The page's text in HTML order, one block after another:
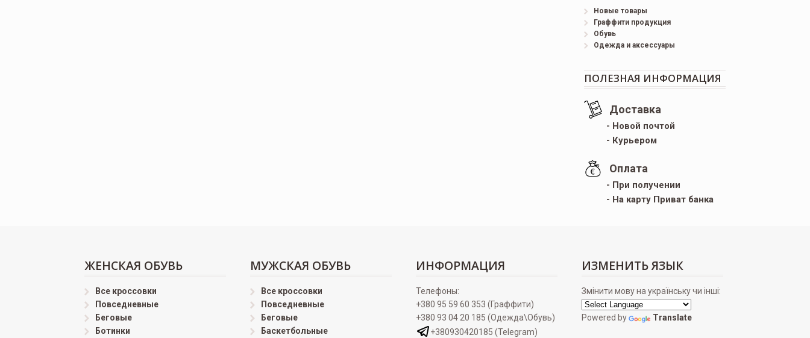
Новые товары
Граффити продукция
Обувь
Одежда и аксессуары
ПОЛЕЗНАЯ ИНФОРМАЦИЯ
Доставка
- Новой почтой
- Курьером
Оплата
- При получении
- На карту Приват банка
ЖЕНСКАЯ ОБУВЬ
Все кроссовки
Повседневные
Беговые
Ботинки
МУЖСКАЯ ОБУВЬ
Все кроссовки
Повседневные
Беговые
Баскетбольные
ИНФОРМАЦИЯ
Телефоны:
+380 95 59 60 353 (Граффити)
+380 93 04 20 185 (Одежда\Обувь)
+380930420185 (Telegram)
ИЗМЕНИТЬ ЯЗЫК
Змінити мову на українську чи інші:
Powered by Translate